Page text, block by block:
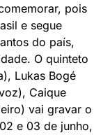
pois
e segue
do país,
O quinteto
Lukas Bogé
Caique
vai gravar o
e 03 de junho,